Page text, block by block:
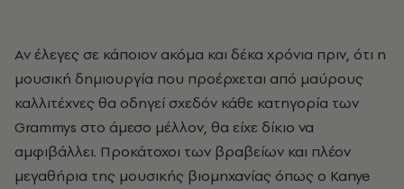
Αν έλεγες σε κάποιον ακόμα και δέκα χρόνια πριν, ότι η
μουσική δημιουργία που προέρχεται από μαύρους
καλλιτέχνες θα οδηγεί σχεδόν κάθε κατηγορία των
Grammys στο άμεσο μέλλον, θα είχε δίκιο να
αμφιβάλλει. Προκάτοχοι των βραβείων και πλέον
μεγαθήρια της μουσικής βιομηχανίας όπως ο Kanye